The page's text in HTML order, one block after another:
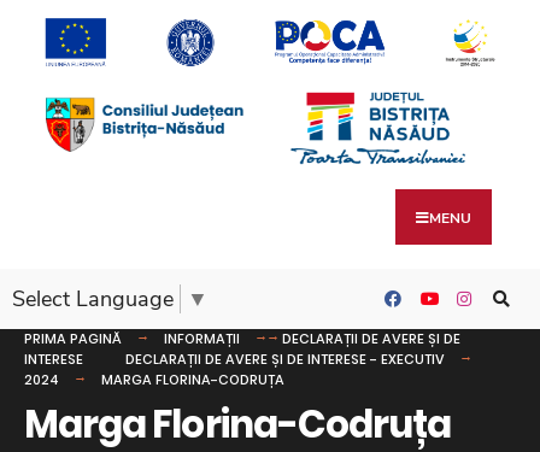
MENU
Select Language ▼
PRIMA PAGINĂ INFORMAȚII
DECLARAȚII DE AVERE ȘI DE
INTERESE
DECLARAȚII DE AVERE ȘI DE INTERESE - EXECUTIV
2024
MARGA FLORINA-CODRUȚA
Marga Florina-Codruța